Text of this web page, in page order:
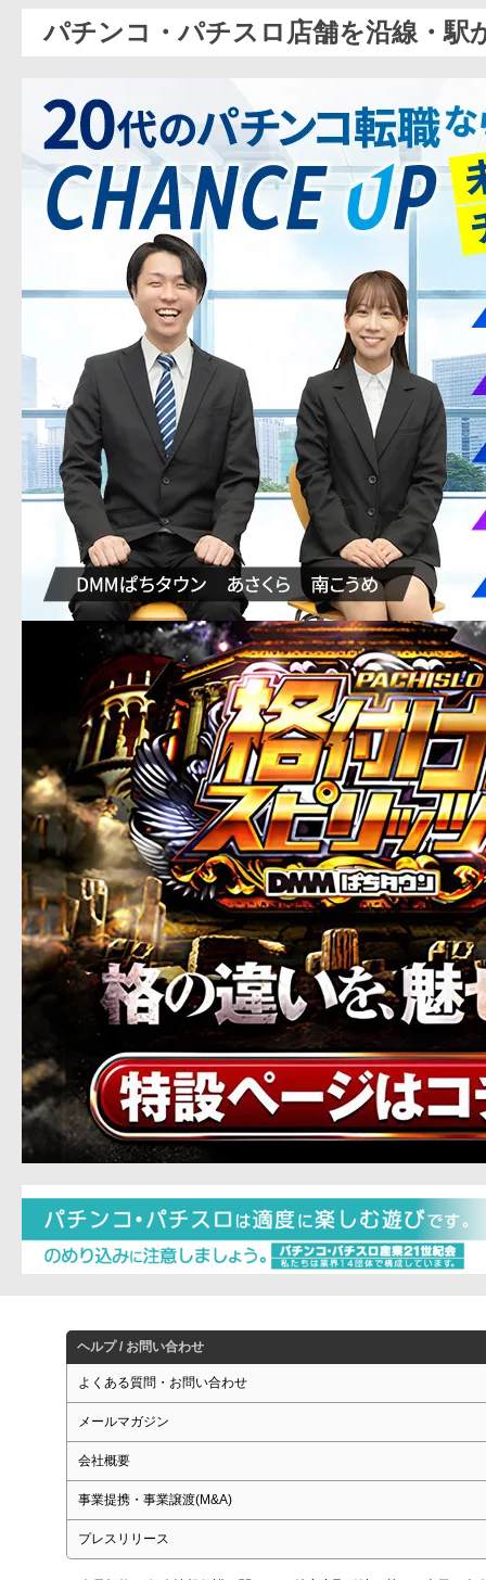
パチンコ・パチスロ店舗を沿線・駅
ヘルプ / お問い合わせ
よくある質問・お問い合わせ
メールマガジン
会社概要
事業提携・事業譲渡(M&A)
プレスリリース